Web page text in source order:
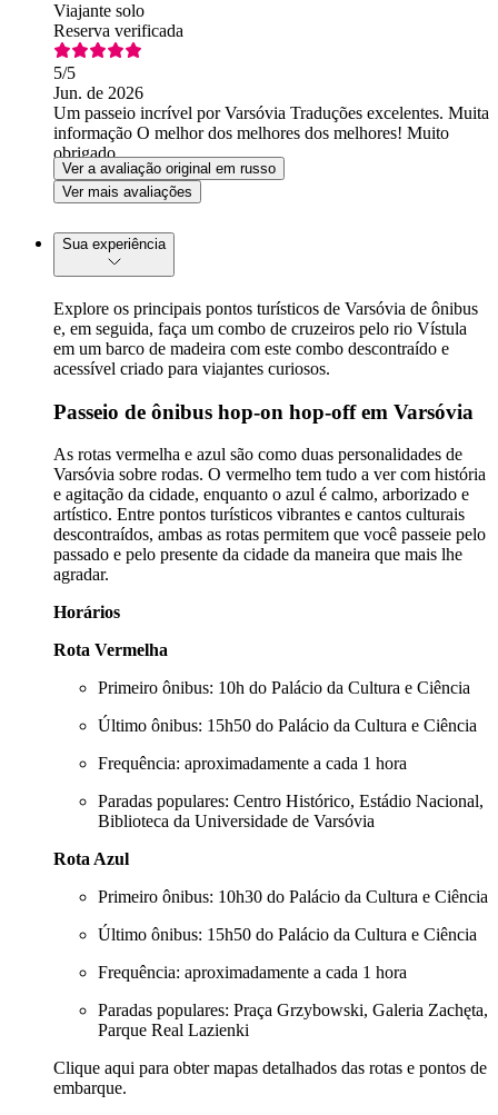
Viajante solo
Reserva verificada
5/5
Jun. de 2026
Um passeio incrível por Varsóvia Traduções excelentes. Muita
informação O melhor dos melhores dos melhores! Muito
obrigado
Ver a avaliação original em russo
Ver mais avaliações
Sua experiência
Explore os principais pontos turísticos de Varsóvia de ônibus
e, em seguida, faça um combo de cruzeiros pelo rio Vístula
em um barco de madeira com este combo descontraído e
acessível criado para viajantes curiosos.
Passeio de ônibus hop-on hop-off em Varsóvia
As rotas vermelha e azul são como duas personalidades de
Varsóvia sobre rodas. O vermelho tem tudo a ver com história
e agitação da cidade, enquanto o azul é calmo, arborizado e
artístico. Entre pontos turísticos vibrantes e cantos culturais
descontraídos, ambas as rotas permitem que você passeie pelo
passado e pelo presente da cidade da maneira que mais lhe
agradar.
Horários
Rota Vermelha
Primeiro ônibus: 10h do Palácio da Cultura e Ciência
Último ônibus: 15h50 do Palácio da Cultura e Ciência
Frequência: aproximadamente a cada 1 hora
Paradas populares: Centro Histórico, Estádio Nacional,
Biblioteca da Universidade de Varsóvia
Rota Azul
Primeiro ônibus: 10h30 do Palácio da Cultura e Ciência
Último ônibus: 15h50 do Palácio da Cultura e Ciência
Frequência: aproximadamente a cada 1 hora
Paradas populares: Praça Grzybowski, Galeria Zachęta,
Parque Real Lazienki
Clique aqui para obter mapas detalhados das rotas e pontos de
embarque.